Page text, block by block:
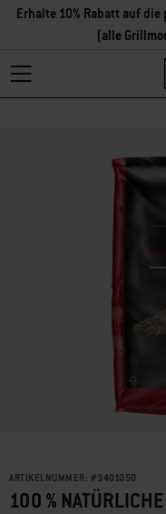
Erhalte 10% Rabatt auf
(alle
ARTIKELNUMMER: #3401050
100 %